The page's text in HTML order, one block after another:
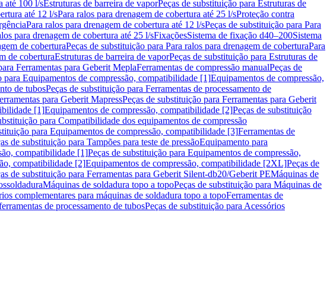
até 100 l/sEstruturas de barreira de vaporPeças de substituição para Estruturas de
até 12 l/sPara ralos para drenagem de cobertura até 25 l/sProteção contra
Para ralos para drenagem de cobertura até 12 l/sPeças de substituição para Para
para drenagem de cobertura até 25 l/sFixaçõesSistema de fixação d40–200Sistema
de coberturaPeças de substituição para Para ralos para drenagem de coberturaPara
de coberturaEstruturas de barreira de vaporPeças de substituição para Estruturas de
Ferramentas para Geberit MeplaFerramentas de compressão manualPeças de
para Equipamentos de compressão, compatibilidade [1]Equipamentos de compressão,
de tubosPeças de substituição para Ferramentas de processamento de
para Geberit MapressPeças de substituição para Ferramentas para Geberit
[1]Equipamentos de compressão, compatibilidade [2]Peças de substituição
para Compatibilidade dos equipamentos de compressão
para Equipamentos de compressão, compatibilidade [3]Ferramentas de
de substituição para Tampões para teste de pressãoEquipamento para
compatibilidade [1]Peças de substituição para Equipamentos de compressão,
compatibilidade [2]Equipamentos de compressão, compatibilidade [2XL]Peças de
de substituição para Ferramentas para Geberit Silent-db20/Geberit PEMáquinas de
Máquinas de soldadura topo a topoPeças de substituição para Máquinas de
complementares para máquinas de soldadura topo a topoFerramentas de
de processamento de tubosPeças de substituição para Acessórios